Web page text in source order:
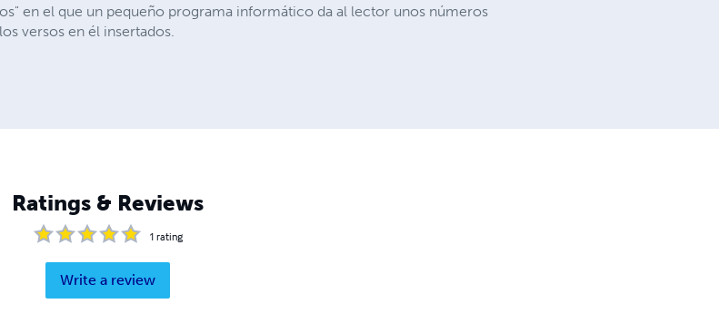
en el que un pequeño programa informático da al lector unos números
versos en él insertados.
Ratings & Reviews
1 rating
Write a review